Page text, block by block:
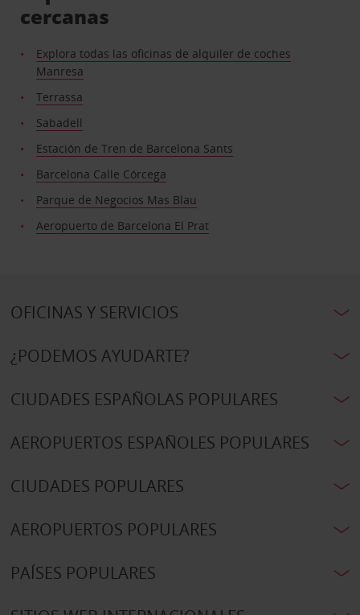
cercanas
Explora todas las oficinas de alquiler de coches
Manresa
Terrassa
Sabadell
Estación de Tren de Barcelona Sants
Barcelona Calle Córcega
Parque de Negocios Mas Blau
Aeropuerto de Barcelona El Prat
OFICINAS Y SERVICIOS
¿PODEMOS AYUDARTE?
CIUDADES ESPAÑOLAS POPULARES
AEROPUERTOS ESPAÑOLES POPULARES
CIUDADES POPULARES
AEROPUERTOS POPULARES
PAÍSES POPULARES